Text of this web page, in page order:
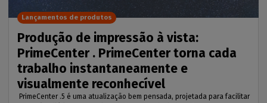
Produção de impressão à vista:
PrimeCenter . PrimeCenter torna cada
trabalho instantaneamente e
visualmente reconhecível
PrimeCenter .5 é uma atualização bem pensada, projetada para facilitar
Lançamentos de produtos